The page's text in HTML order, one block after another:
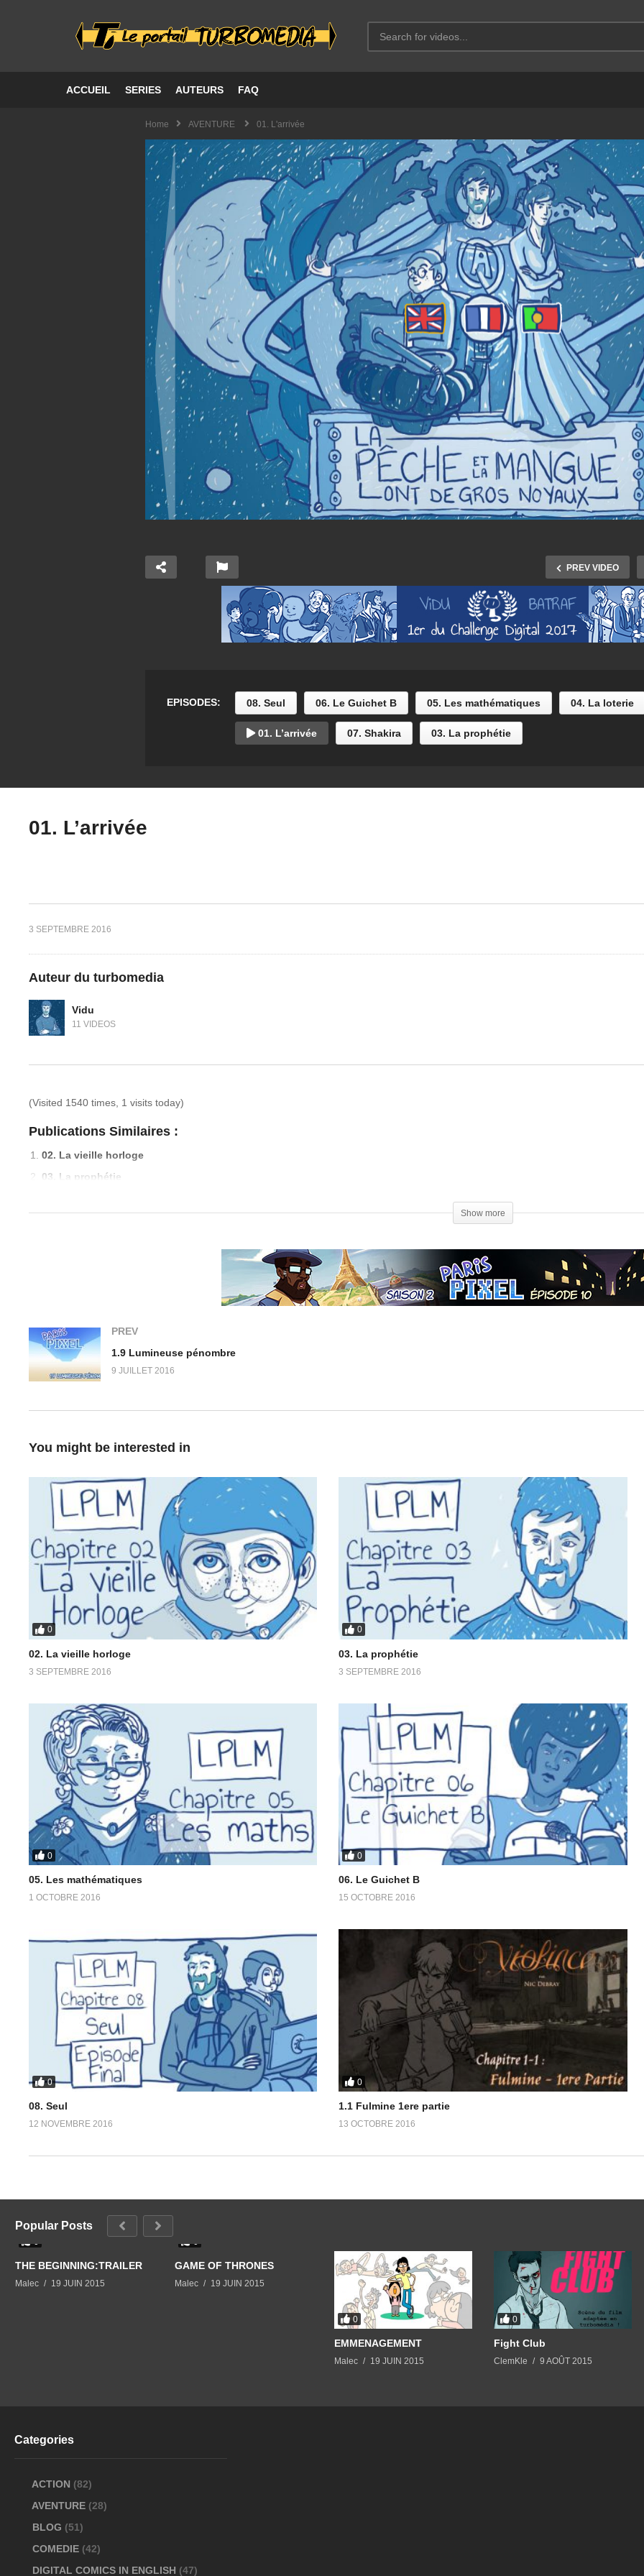
ACCUEIL SERIES AUTEURS FAQ
Home AVENTURE 01. L'arrivée
PREV VIDEO
1.1 Origines Trailer
EPISODES: 08. Seul 06. Le Guichet B 05. Les mathématiques 04. La loterie
01. L’arrivée 07. Shakira 03. La prophétie
01. L’arrivée
3 SEPTEMBRE 2016
Auteur du turbomedia
Vidu
11 VIDEOS
(Visited 1540 times, 1 visits today)
Publications Similaires :
02. La vieille horloge
03. La prophétie
Show more
PREV
1.9 Lumineuse pénombre
9 JUILLET 2016
You might be interested in
0
02. La vieille horloge
3 SEPTEMBRE 2016
0
03. La prophétie
3 SEPTEMBRE 2016
0
05. Les mathématiques
1 OCTOBRE 2016
0
06. Le Guichet B
15 OCTOBRE 2016
0
08. Seul
12 NOVEMBRE 2016
0
1.1 Fulmine 1ere partie
13 OCTOBRE 2016
Popular Posts
THE BEGINNING:TRAILER
Malec 19 JUIN 2015
GAME OF THRONES
Malec 19 JUIN 2015
0
EMMENAGEMENT
Malec 19 JUIN 2015
0
Fight Club
ClemKle 9 AOÛT 2015
Categories
ACTION (82)
AVENTURE (28)
BLOG (51)
COMEDIE (42)
DIGITAL COMICS IN ENGLISH (47)